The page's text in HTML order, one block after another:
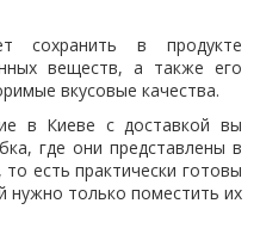
сохранить в продукте
веществ, а также его
вкусовые качества.
в Киеве с доставкой вы
где они представлены в
есть практически готовы
нужно только поместить их